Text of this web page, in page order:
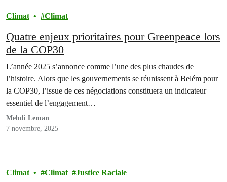
Climat Climat
Quatre enjeux prioritaires pour Greenpeace lors
de la COP30
L’année 2025 s’annonce comme l’une des plus chaudes de
l’histoire. Alors que les gouvernements se réunissent à Belém pour
la COP30, l’issue de ces négociations constituera un indicateur
essentiel de l’engagement…
Mehdi Leman
7 novembre, 2025
Climat Climat Justice Raciale